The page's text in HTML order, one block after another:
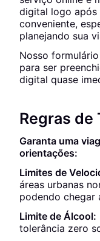
digital logo após
conveniente,
planejando sua
Nosso
para ser
digital quase
Regras de
Garanta uma
orientações:
Limites de
áreas urbanas
podendo chegar
Limite de Álcool:
tolerância zero